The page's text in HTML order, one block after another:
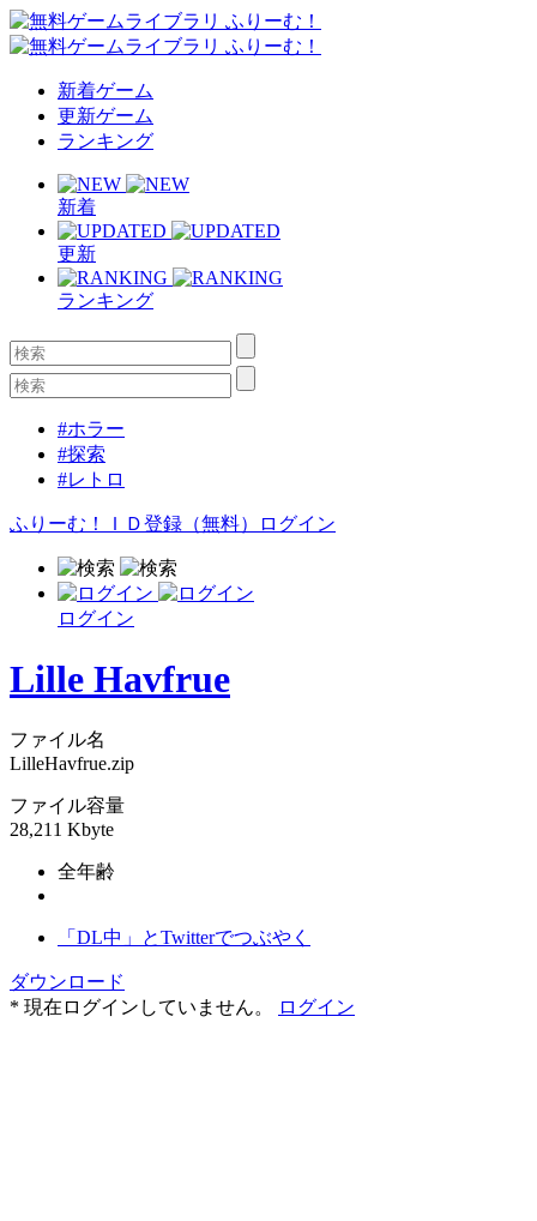
新着ゲーム
更新ゲーム
ランキング
新着
更新
ランキング
#ホラー
#探索
#レトロ
ふりーむ！ＩＤ登録（無料） ログイン
ログイン
Lille Havfrue
ファイル名
LilleHavfrue.zip
ファイル容量
28,211 Kbyte
全年齢
「DL中」とTwitterでつぶやく
ダウンロード
* 現在ログインしていません。
ログイン